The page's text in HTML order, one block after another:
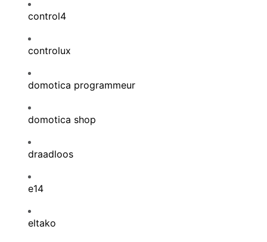
control4
controlux
domotica programmeur
domotica shop
draadloos
e14
eltako